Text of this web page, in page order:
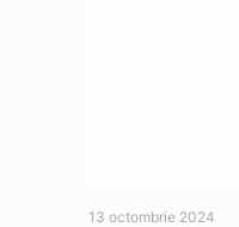
13 octombrie 2024